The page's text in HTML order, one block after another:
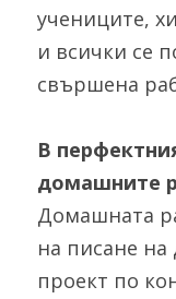
учениците,
и всички се
свършена
В
домашните
Домашната
на писане
проект по